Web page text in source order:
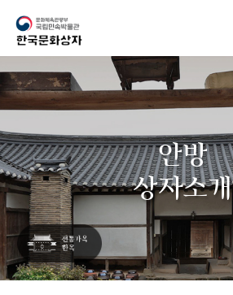
안방
상자소개